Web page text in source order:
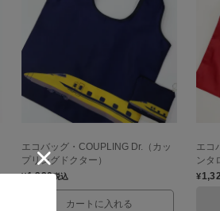
エコバッグ・COUPLING Dr.（カッ
プリングドクター）
¥1,320税込
カートに入れる
エコ
ンタ
¥